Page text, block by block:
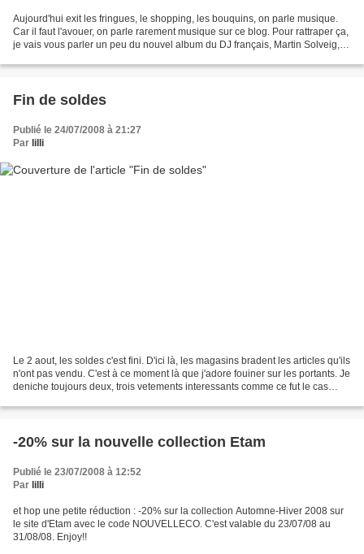
Aujourd'hui exit les fringues, le shopping, les bouquins, on parle musique.
Car il faut l'avouer, on parle rarement musique sur ce blog. Pour rattraper ça,
je vais vous parler un peu du nouvel album du DJ français, Martin Solveig,
Fin de soldes
Publié le 24/07/2008 à 21:27
Par lilli
Le 2 aout, les soldes c'est fini. D'ici là, les magasins bradent les articles qu'ils
n'ont pas vendu. C'est à ce moment là que j'adore fouiner sur les portants. Je
deniche toujours deux, trois vetements interessants comme ce fut le cas
-20% sur la nouvelle collection Etam
Publié le 23/07/2008 à 12:52
Par lilli
et hop une petite réduction : -20% sur la collection Automne-Hiver 2008 sur
le site d'Etam avec le code NOUVELLECO. C'est valable du 23/07/08 au
31/08/08. Enjoy!!